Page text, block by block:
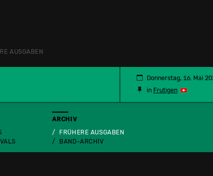
AUSGABEN
Donnerstag, 16. Mai
in Frutigen
ARCHIV
FRÜHERE AUSGABEN
BAND-ARCHIV